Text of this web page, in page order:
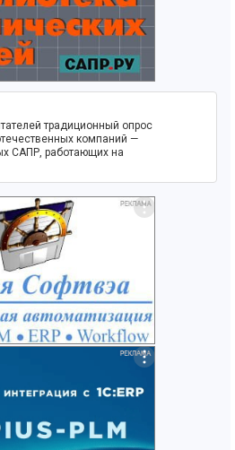
традиционный опрос
компаний —
САПР, работающих на